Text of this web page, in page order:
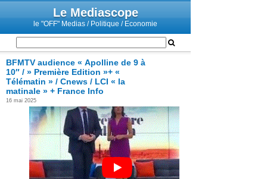
Le Mediascope
le "OFF" Medias / Politique / Economie
BFMTV audience « Apolline de 9 à
10″ / » Première Edition »+ «
Télématin » / Cnews / LCI « la
matinale » + France Info
16 mai 2025